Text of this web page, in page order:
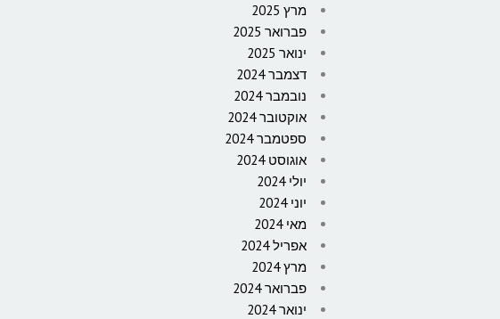
מרץ 2025
פברואר 2025
ינואר 2025
דצמבר 2024
נובמבר 2024
אוקטובר 2024
ספטמבר 2024
אוגוסט 2024
יולי 2024
יוני 2024
מאי 2024
אפריל 2024
מרץ 2024
פברואר 2024
ינואר 2024